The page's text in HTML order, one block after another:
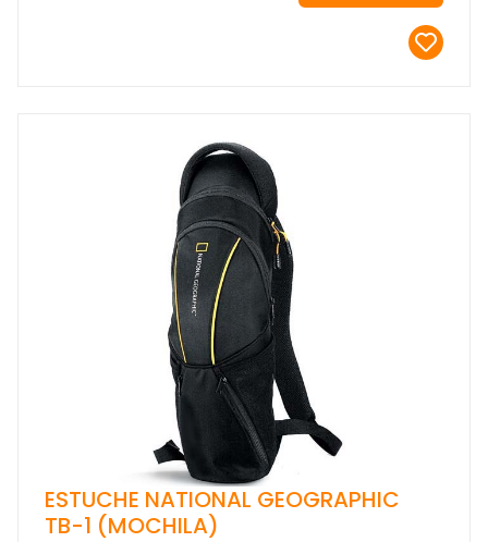
ESTUCHE NATIONAL GEOGRAPHIC
TB-1 (MOCHILA)